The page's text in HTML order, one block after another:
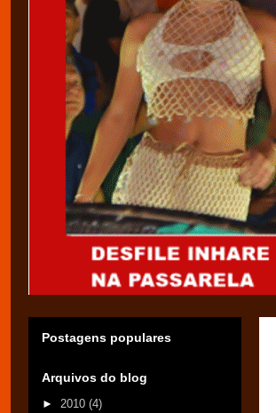
Postagens populares
Arquivos do blog
► 2010 (4)